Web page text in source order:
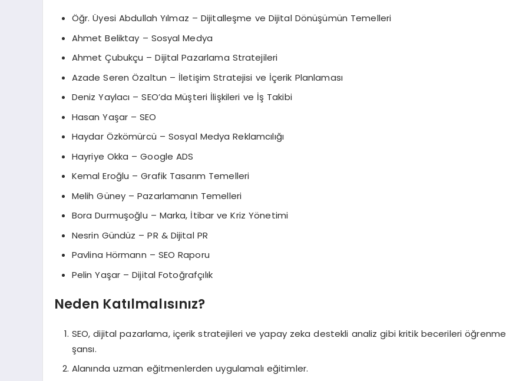
Öğr. Üyesi Abdullah Yılmaz – Dijitalleşme ve Dijital Dönüşümün Temelleri
Ahmet Beliktay – Sosyal Medya
Ahmet Çubukçu – Dijital Pazarlama Stratejileri
Azade Seren Özaltun – İletişim Stratejisi ve İçerik Planlaması
Deniz Yaylacı – SEO’da Müşteri İlişkileri ve İş Takibi
Hasan Yaşar – SEO
Haydar Özkömürcü – Sosyal Medya Reklamcılığı
Hayriye Okka – Google ADS
Kemal Eroğlu – Grafik Tasarım Temelleri
Melih Güney – Pazarlamanın Temelleri
Bora Durmuşoğlu – Marka, İtibar ve Kriz Yönetimi
Nesrin Gündüz – PR & Dijital PR
Pavlina Hörmann – SEO Raporu
Pelin Yaşar – Dijital Fotoğrafçılık
Neden Katılmalısınız?
SEO, dijital pazarlama, içerik stratejileri ve yapay zeka destekli analiz gibi kritik becerileri öğrenme
şansı.
Alanında uzman eğitmenlerden uygulamalı eğitimler.